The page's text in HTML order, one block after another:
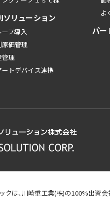
ソリューション
プ導入
価管理
管理
ートデバイス連携
よ
パー
クは、川崎重工業(株)の100%出資会